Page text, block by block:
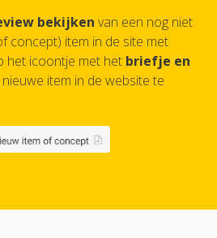
bekijken van een nog niet
concept) item in de site met
het icoontje met het briefje en
item in de website te